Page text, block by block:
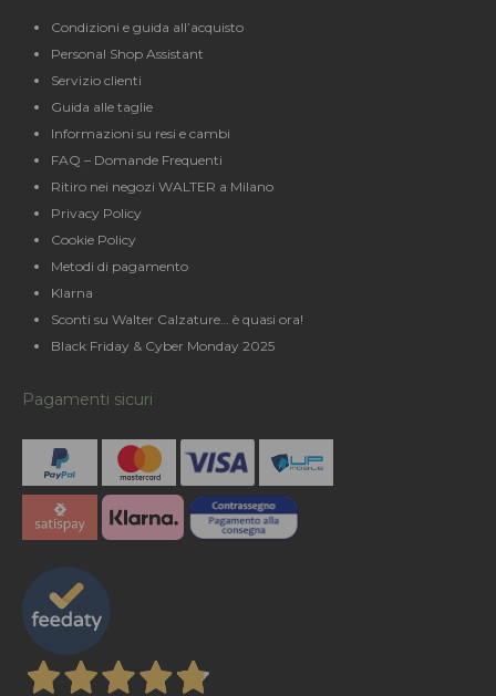
Condizioni e guida all’acquisto
Personal Shop Assistant
Servizio clienti
Guida alle taglie
Informazioni su resi e cambi
FAQ – Domande Frequenti
Ritiro nei negozi WALTER a Milano
Privacy Policy
Cookie Policy
Metodi di pagamento
Klarna
Sconti su Walter Calzature… è quasi ora!
Black Friday & Cyber Monday 2025
Pagamenti sicuri